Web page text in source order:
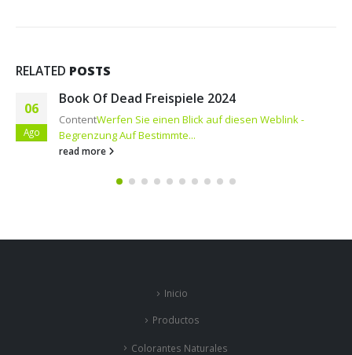
RELATED POSTS
Weblink -
16
Jun
Igt On-line casino Websites
PostsUgreen Pill SitVegas Position
that Casinos on...
Inicio
Productos
Colorantes Naturales